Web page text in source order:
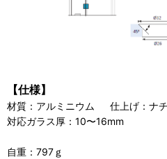
【仕様】
材質：アルミニウム 仕上げ：ナ
対応ガラス厚：10〜16mm
自重：797ｇ